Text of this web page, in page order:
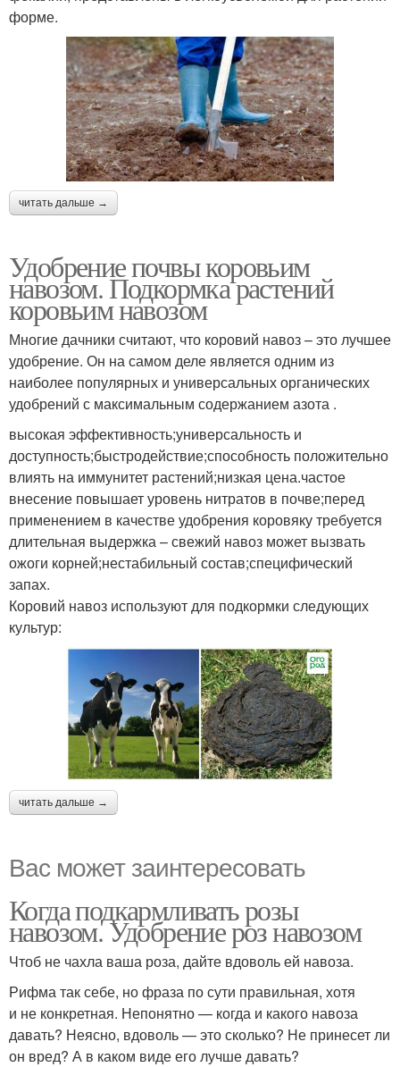
форме.
читать дальше →
Удобрение почвы коровьим
навозом. Подкормка растений
коровьим навозом
Многие дачники считают, что коровий навоз – это лучшее
удобрение. Он на самом деле является одним из
наиболее популярных и универсальных органических
удобрений с максимальным содержанием азота .
высокая эффективность;универсальность и
доступность;быстродействие;способность положительно
влиять на иммунитет растений;низкая цена.частое
внесение повышает уровень нитратов в почве;перед
применением в качестве удобрения коровяку требуется
длительная выдержка – свежий навоз может вызвать
ожоги корней;нестабильный состав;специфический
запах.
Коровий навоз используют для подкормки следующих
культур:
читать дальше →
Вас может заинтересовать
Когда подкармливать розы
навозом. Удобрение роз навозом
Чтоб не чахла ваша роза, дайте вдоволь ей навоза.
Рифма так себе, но фраза по сути правильная, хотя
и не конкретная. Непонятно — когда и какого навоза
давать? Неясно, вдоволь — это сколько? Не принесет ли
он вред? А в каком виде его лучше давать?